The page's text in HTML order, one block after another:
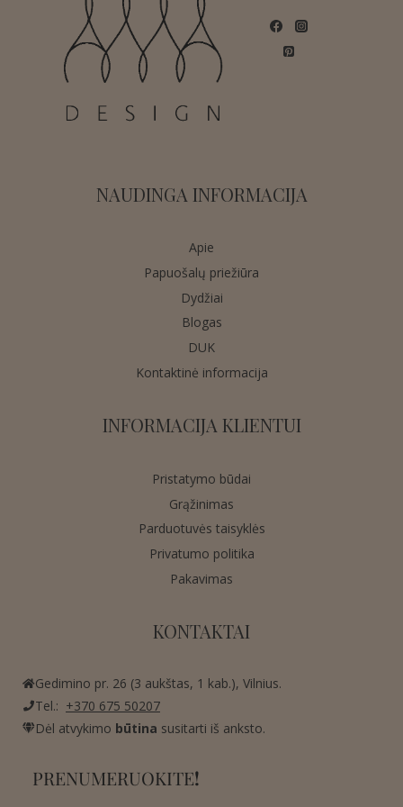
NAUDINGA INFORMACIJA
Apie
Papuošalų priežiūra
Dydžiai
Blogas
DUK
Kontaktinė informacija
INFORMACIJA KLIENTUI
Pristatymo būdai
Grąžinimas
Parduotuvės taisyklės
Privatumo politika
Pakavimas
KONTAKTAI
Gedimino pr. 26 (3 aukštas, 1 kab.), Vilnius.
Tel.: +370 675 50207
Dėl atvykimo būtina susitarti iš anksto.
PRENUMERUOKITE!